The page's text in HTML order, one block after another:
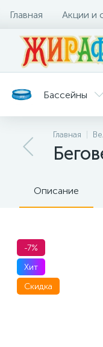
Главная Акции и
Бассейны
Батуты
и уход
Главная
Описание
-7%
Хит
Скидка